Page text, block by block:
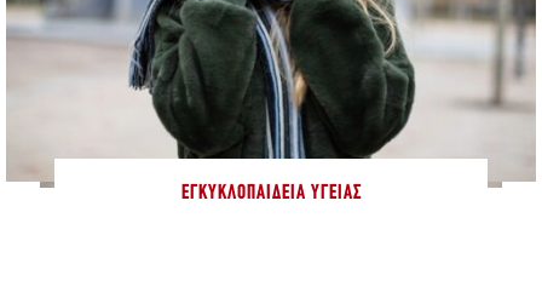
ΕΓΚΥΚΛΟΠΑΊΔΕΙΑ ΥΓΕΊΑΣ